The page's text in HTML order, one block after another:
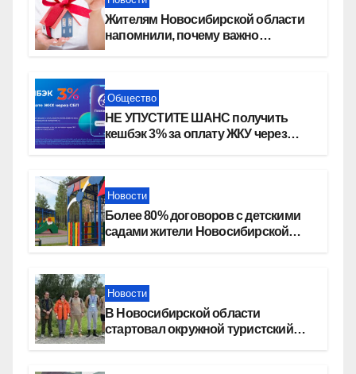
Жителям Новосибирской области
напомнили, почему важно
Общество
НЕ УПУСТИТЕ ШАНС получить
кешбэк 3% за оплату ЖКУ через
Новости
Более 80% договоров с детскими
садами жители Новосибирской
Новости
В Новосибирской области
стартовал окружной туристский